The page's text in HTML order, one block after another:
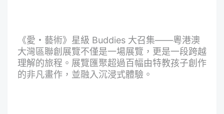
《愛・藝術》星級 Buddies 大召集——粵港澳
大灣區聯創展覽不僅是一場展覽，更是一段跨越
理解的旅程。展覽匯聚超過百幅由特教孩子創作
的非凡畫作，並融入沉浸式體驗。